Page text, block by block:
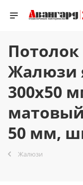
Жалюзи
300x50
50 мм,
Жалюзи